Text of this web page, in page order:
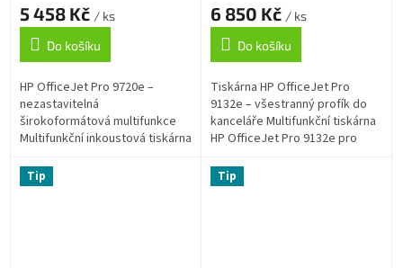
5 458 Kč / ks
Do košíku
HP OfficeJet Pro 9720e –
nezastavitelná
širokoformátová multifunkce
Multifunkční inkoustová tiskárna
profesionální tisk , kopírování a
skenování ....
HP+
6 850 Kč / ks
Do košíku
Tiskárna HP OfficeJet Pro
9132e – všestranný profík do
kanceláře Multifunkční tiskárna
HP OfficeJet Pro 9132e pro
vašeho podnikání v osobní
kanceláři...
Tip Tip